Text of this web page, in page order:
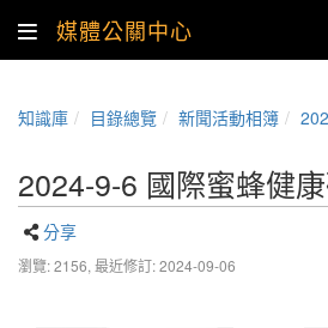
媒體公關中心
知識庫 目錄總覽 新聞活動相簿
2024-9-6 國際蜜蜂健
分享
瀏覽: 2156, 最近修訂: 2024-09-06